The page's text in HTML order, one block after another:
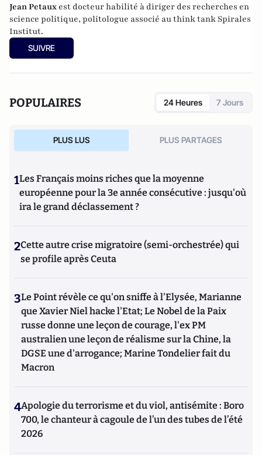
Jean Petaux est docteur habilité à diriger des recherches en
science politique, politologue associé au think tank Spirales
Institut.
SUIVRE
POPULAIRES 24 Heures 7 Jours
PLUS LUS PLUS PARTAGES
1Les Français moins riches que la moyenne
européenne pour la 3e année consécutive : jusqu'où
ira le grand déclassement ?
2Cette autre crise migratoire (semi-orchestrée) qui
se profile après Ceuta
3Le Point révèle ce qu'on sniffe à l'Elysée, Marianne
que Xavier Niel hacke l'Etat; Le Nobel de la Paix
russe donne une leçon de courage, l'ex PM
australien une leçon de réalisme sur la Chine, la
DGSE une d'arrogance; Marine Tondelier fait du
Macron
4Apologie du terrorisme et du viol, antisémite : Boro
700, le chanteur à cagoule de l’un des tubes de l’été
2026